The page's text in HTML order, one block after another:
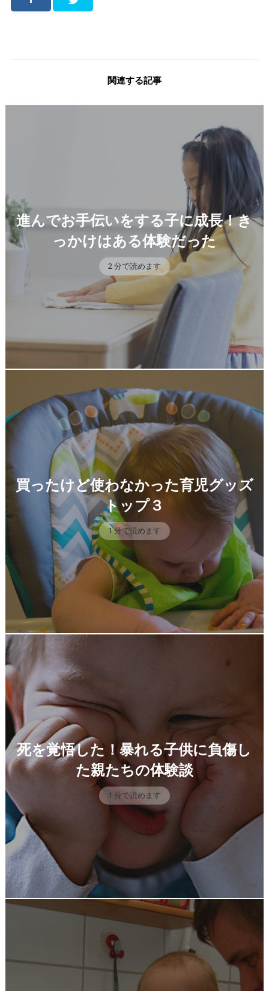
関連する記事
進んでお手伝いをする子に成長！き
っかけはある体験だった
2 分で読めます
買ったけど使わなかった育児グッズ
トップ３
1 分で読めます
死を覚悟した！暴れる子供に負傷し
た親たちの体験談
1 分で読めます